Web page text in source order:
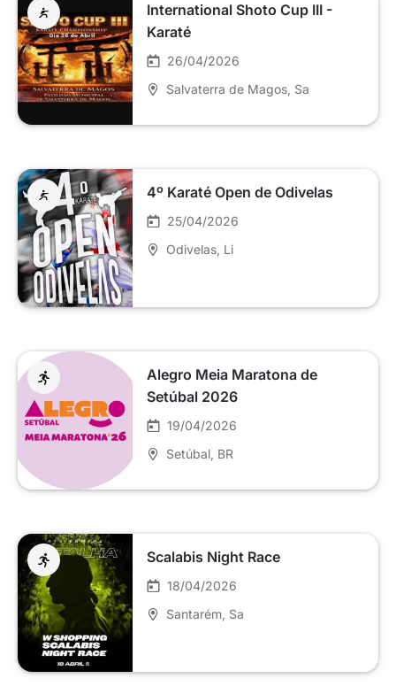
International Shoto Cup III -
Karaté
26/04/2026
Salvaterra de Magos , Sa
4º Karaté Open de Odivelas
25/04/2026
Odivelas , Li
Alegro Meia Maratona de
Setúbal 2026
19/04/2026
Setúbal , BR
Scalabis Night Race
18/04/2026
Santarém , Sa